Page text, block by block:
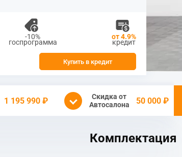
-10%
госпрограмма
от 4.9%
кредит
Купить в кредит
1 195 990 ₽
Скидка от
Автосалона
50 000 ₽
Комплектация